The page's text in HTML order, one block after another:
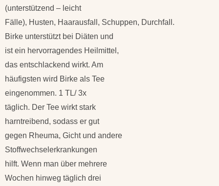
(unterstützend – leicht
Fälle), Husten, Haarausfall, Schuppen, Durchfall.
Birke unterstützt bei Diäten und
ist ein hervorragendes Heilmittel,
das entschlackend wirkt. Am
häufigsten wird Birke als Tee
eingenommen. 1 TL/ 3x
täglich. Der Tee wirkt stark
harntreibend, sodass er gut
gegen Rheuma, Gicht und andere
Stoffwechselerkrankungen
hilft. Wenn man über mehrere
Wochen hinweg täglich drei